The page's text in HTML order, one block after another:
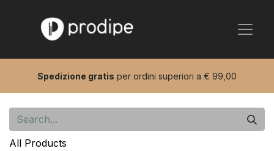
Spedizione gratis per ordini superiori a € 99,00
All Products